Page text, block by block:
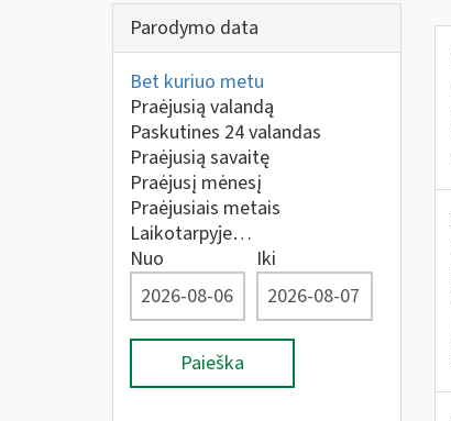
Parodymo data
Bet kuriuo metu
Praėjusią valandą
Paskutines 24 valandas
Praėjusią savaitę
Praėjusį mėnesį
Praėjusiais metais
Laikotarpyje…
Nuo
Iki
Paieška